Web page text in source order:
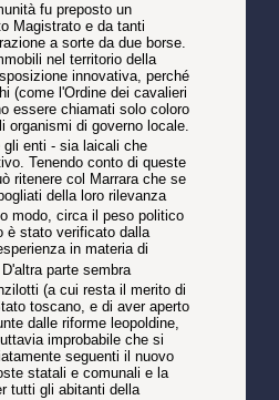
fu preposto un
Magistrato e da tanti
a sorte da due borse.
nel territorio della
innovativa, perché
(come l'Ordine dei cavalieri
essere chiamati solo coloro
organismi di governo locale.
gli enti - sia laicali che
Tenendo conto di queste
ritenere col Marrara che se
della loro rilevanza
modo, circa il peso politico
è stato verificato dalla
in materia di
. D'altra parte sembra
(a cui resta il merito di
toscano, e di aver aperto
dalle riforme leopoldine,
improbabile che si
seguenti il nuovo
statali e comunali e la
tutti gli abitanti della